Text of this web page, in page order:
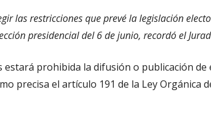
las restricciones que prevé la legislación
presidencial del 6 de junio, recordó el
estará prohibida la difusión o publicación
precisa el artículo 191 de la Ley Orgánica